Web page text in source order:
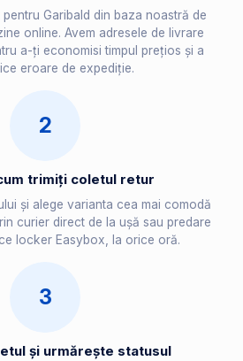
Garibald din baza noastră de
online. Avem adresele de livrare
a-ți economisi timpul prețios și a
eroare de expediție.
2
trimiți coletul retur
și alege varianta cea mai comodă
curier direct de la ușă sau predare
locker Easybox, la orice oră.
3
și urmărește statusul